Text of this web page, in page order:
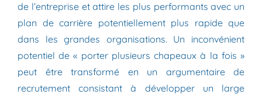
de l’entreprise et attire les plus performants avec un
plan de carrière potentiellement plus rapide que
dans les grandes organisations. Un inconvénient
potentiel de « porter plusieurs chapeaux à la fois »
peut être transformé en un argumentaire de
recrutement consistant à développer un large